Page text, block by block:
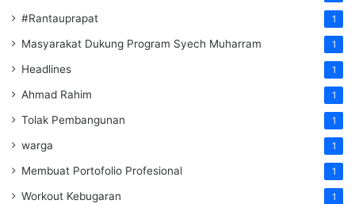
#Rantauprapat 1
Masyarakat Dukung Program Syech Muharram 1
Headlines 1
Ahmad Rahim 1
Tolak Pembangunan 1
warga 1
Membuat Portofolio Profesional 1
Workout Kebugaran 1